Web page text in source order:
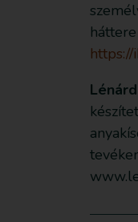
https://